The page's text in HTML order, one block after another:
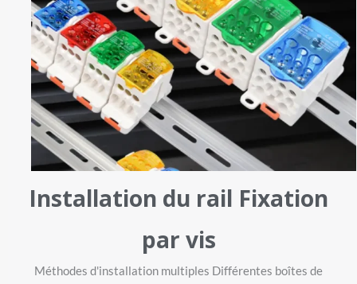
Installation du rail Fixation
par vis
Méthodes d'installation multiples Différentes boîtes de